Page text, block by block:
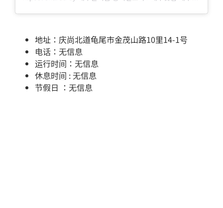
地址：庆尚北道龟尾市金茂山路10里14-1号
电话：无信息
运行时间：无信息
休息时间 : 无信息
节假日 ：无信息